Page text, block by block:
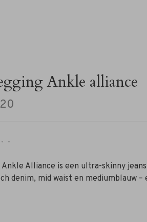
Ankle alliance
• •
Ankle Alliance is een ultra-skinny
denim, mid waist en mediumblauw –